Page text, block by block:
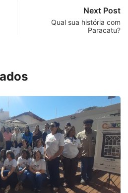
Next Post
Qual sua história com
Paracatu?